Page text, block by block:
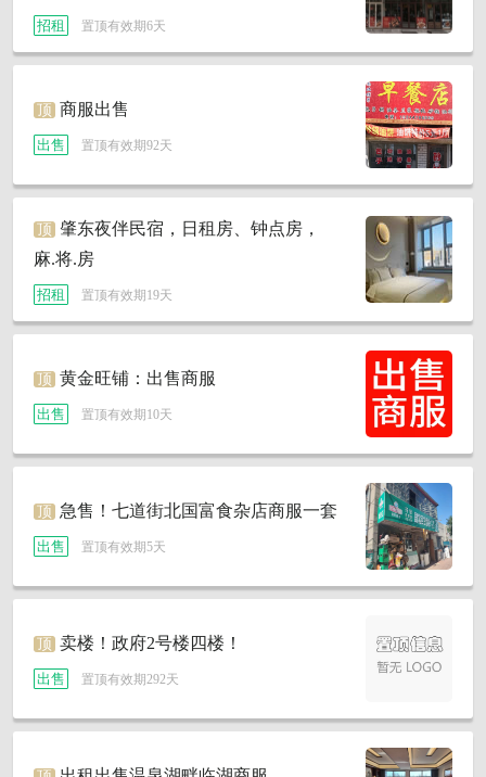
招租 置顶有效期6天
顶 商服出售
出售 置顶有效期92天
顶 肇东夜伴民宿，日租房、钟点房，
麻.将.房
招租 置顶有效期19天
顶 黄金旺铺：出售商服
出售 置顶有效期10天
顶 急售！七道街北国富食杂店商服一套
出售 置顶有效期5天
顶 卖楼！政府2号楼四楼！
出售 置顶有效期292天